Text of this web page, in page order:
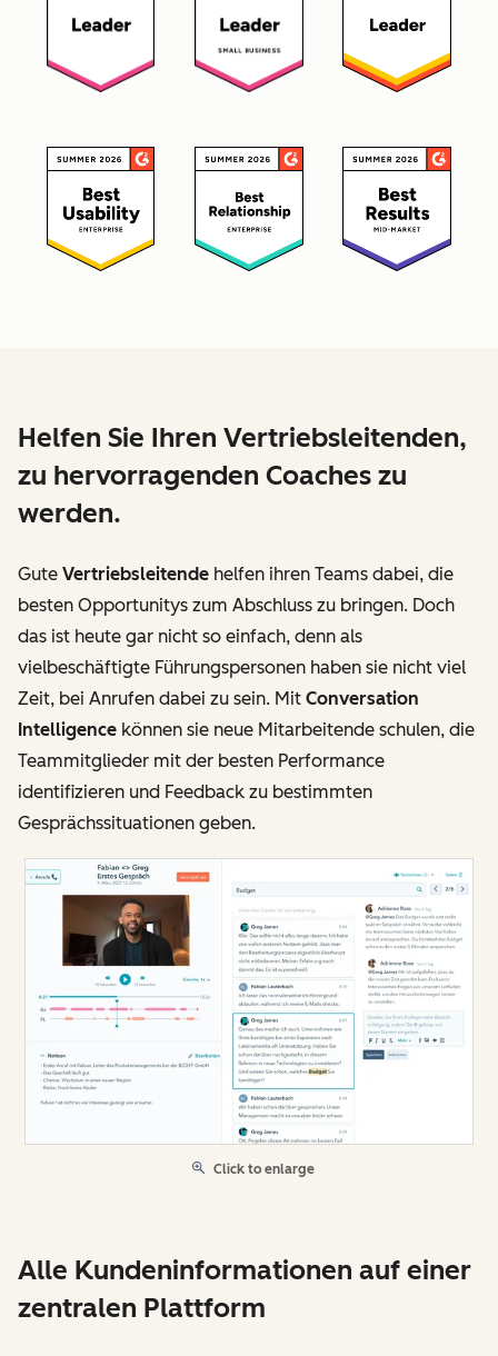
Helfen Sie Ihren Vertriebsleitenden,
zu hervorragenden Coaches zu
werden.
Gute Vertriebsleitende helfen ihren Teams dabei, die
besten Opportunitys zum Abschluss zu bringen. Doch
das ist heute gar nicht so einfach, denn als
vielbeschäftigte Führungspersonen haben sie nicht viel
Zeit, bei Anrufen dabei zu sein. Mit Conversation
Intelligence können sie neue Mitarbeitende schulen, die
Teammitglieder mit der besten Performance
identifizieren und Feedback zu bestimmten
Gesprächssituationen geben.
Click to enlarge
Alle Kundeninformationen auf einer
zentralen Plattform